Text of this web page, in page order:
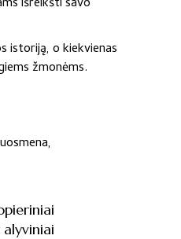
istoriją, o kiekvienas
žmonėms.
alyviniai